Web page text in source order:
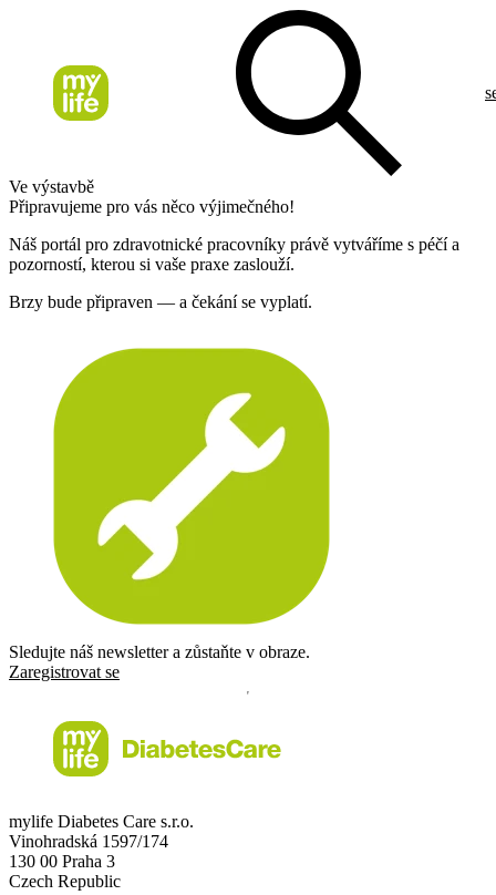
Ve výstavbě
Připravujeme pro vás něco výjimečného!
Náš portál pro zdravotnické pracovníky právě vytváříme s péčí a
pozorností, kterou si vaše praxe zaslouží.
Brzy bude připraven — a čekání se vyplatí.
Sledujte náš newsletter a zůstaňte v obraze.
Zaregistrovat se
mylife Diabetes Care s.r.o.
Vinohradská 1597/174
130 00 Praha 3
Czech Republic